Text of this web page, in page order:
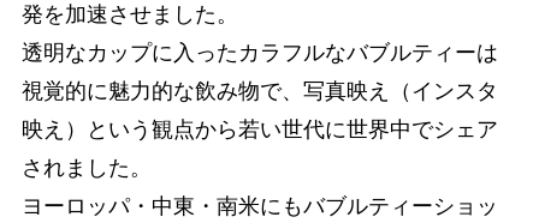
発を加速させました。
透明なカップに入ったカラフルなバブルティーは
視覚的に魅力的な飲み物で、写真映え（インスタ
映え）という観点から若い世代に世界中でシェア
されました。
ヨーロッパ・中東・南米にもバブルティーショッ